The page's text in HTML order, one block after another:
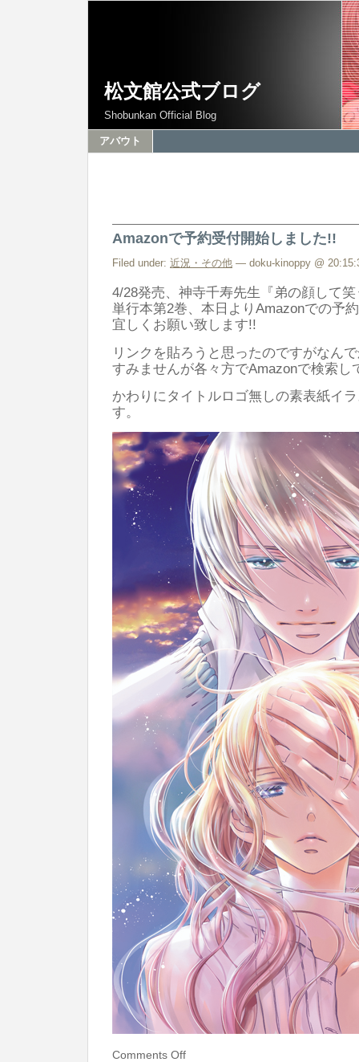
松文館公式ブログ
Shobunkan Official Blog
アバウト
Amazonで予約受付開始しました!!
Filed under: 近況・その他 — doku-kinoppy @
4/28発売、神寺千寿先生『弟の顔して
単行本第2巻、本日よりAmazonでの予
宜しくお願い致します!!
リンクを貼ろうと思ったのですがなん
すみませんが各々方でAmazonで検索し
かわりにタイトルロゴ無しの素表紙イ
す。
Comments Off